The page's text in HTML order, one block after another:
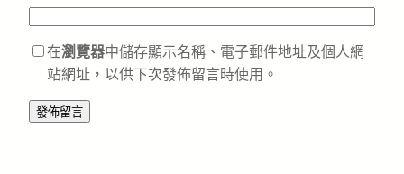
在瀏覽器中儲存顯示名稱、電子郵件地址及個人網
站網址，以供下次發佈留言時使用。